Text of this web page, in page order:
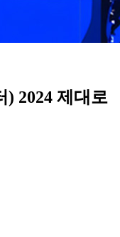
2024 제대로